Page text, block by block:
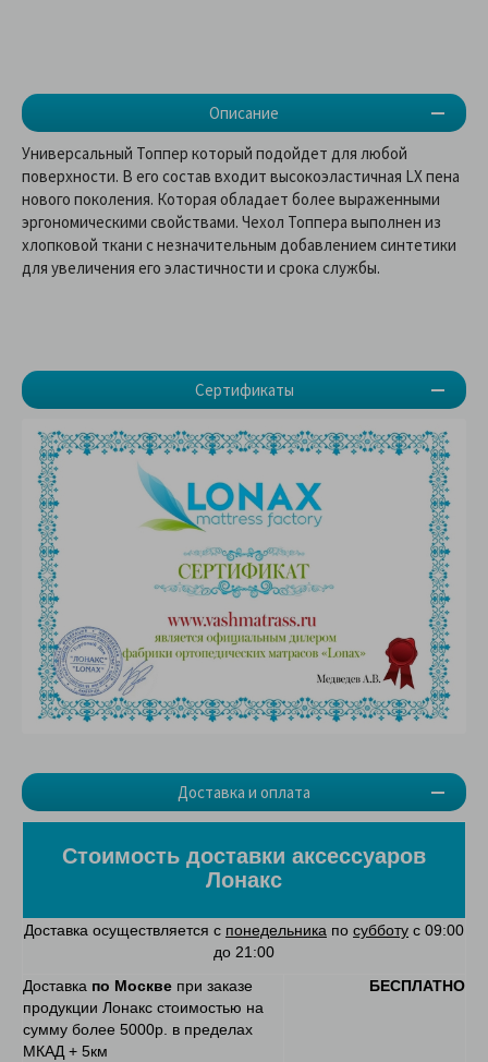
Описание
Сертификаты
Доставка и оплата
Универсальный Топпер который подойдет для любой
поверхности. В его состав входит высокоэластичная LX пена
нового поколения. Которая обладает более выраженными
эргономическими свойствами. Чехол Топпера выполнен из
хлопковой ткани с незначительным добавлением синтетики
для увеличения его эластичности и срока службы.
Стоимость доставки аксессуаров
Лонакс
Доставка осуществляется с понедельника по субботу с 09:00
до 21:00
Доставка по Москве при заказе
продукции Лонакс стоимостью на
сумму более 5000р. в пределах
МКАД + 5км
БЕСПЛАТНО